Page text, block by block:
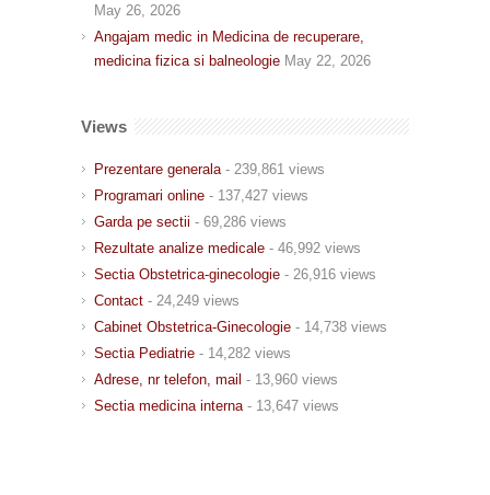
May 26, 2026
Angajam medic in Medicina de recuperare,
medicina fizica si balneologie May 22, 2026
Views
Prezentare generala - 239,861 views
Programari online - 137,427 views
Garda pe sectii - 69,286 views
Rezultate analize medicale - 46,992 views
Sectia Obstetrica-ginecologie - 26,916 views
Contact - 24,249 views
Cabinet Obstetrica-Ginecologie - 14,738 views
Sectia Pediatrie - 14,282 views
Adrese, nr telefon, mail - 13,960 views
Sectia medicina interna - 13,647 views